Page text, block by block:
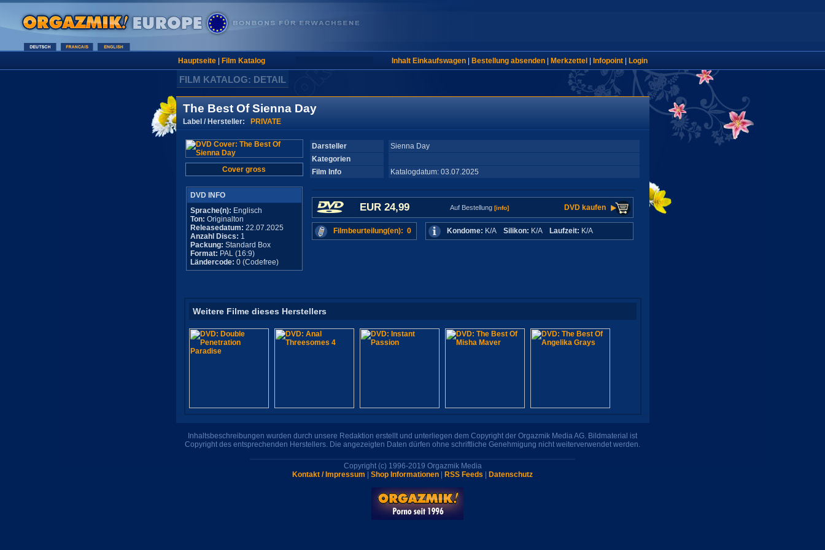
Hauptseite| Film Katalog Inhalt Einkaufswagen| Bestellung absenden| Merkzettel Infopoint| Login
FILM KATALOG: DETAIL
The Best Of Sienna Day
Label / Hersteller: PRIVATE
Cover gross
DVD INFO
Sprache(n): Englisch
Ton: Originalton
Releasedatum: 22.07.2025
Anzahl Discs: 1
Packung: Standard Box
Format: PAL (16:9)
Ländercode: 0 (Codefree)
Darsteller
Sienna Day
Kategorien
Film Info
Katalogdatum: 03.07.2025
EUR 24,99 Auf Bestellung [info] DVD kaufen
Filmbeurteilung(en): 0 Kondome: K/A Silikon: K/A Laufzeit: K/A
Weitere Filme dieses Herstellers
Inhaltsbeschreibungen wurden durch unsere Redaktion erstellt und unterliegen dem Copyright der Orgazmik Media AG. Bildmaterial ist
Copyright des entsprechenden Herstellers. Die angezeigten Daten dürfen ohne schriftliche Genehmigung nicht weiterverwendet werden.
Copyright (c) 1996-2019 Orgazmik Media
Kontakt / Impressum
Shop Informationen RSS Feeds Datenschutz